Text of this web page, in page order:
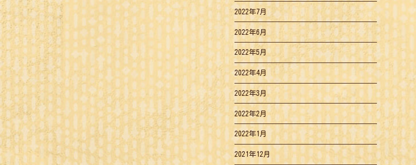
2022年7月
2022年6月
2022年5月
2022年4月
2022年3月
2022年2月
2022年1月
2021年12月